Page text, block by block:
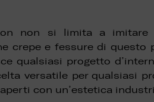
non si limita a imitare
crepe e fessure di questo
qualsiasi progetto
versatile per qualsiasi
con un’estetica